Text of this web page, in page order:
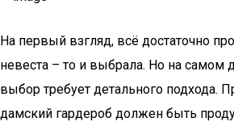
На первый взгляд, всё достаточно
невеста – то и выбрала. Но на самом
выбор требует детального подхода.
дамский гардероб должен быть